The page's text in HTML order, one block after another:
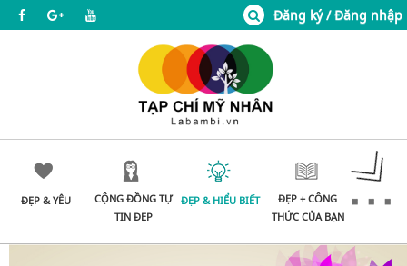
Đăng ký / Đăng nhập
ĐẸP & YÊU
CỘNG ĐỒNG TỰ
TIN ĐẸP
ĐẸP & HIỂU BIẾT
ĐẸP + CÔNG
THỨC CỦA BẠN